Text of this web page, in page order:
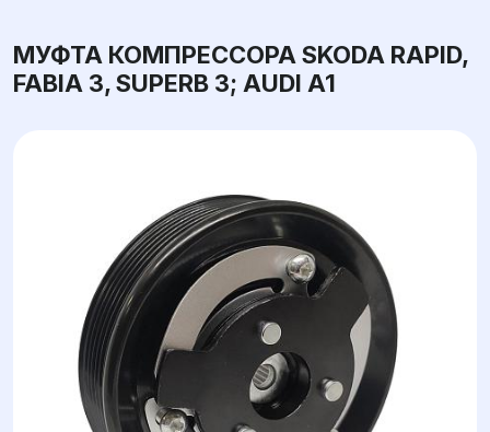
МУФТА КОМПРЕССОРА SKODA RAPID,
FABIA 3, SUPERB 3; AUDI A1